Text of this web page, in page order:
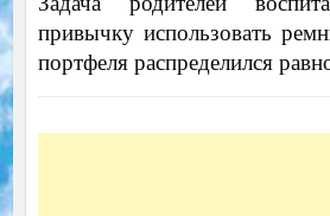
привычку использовать
портфеля распределился